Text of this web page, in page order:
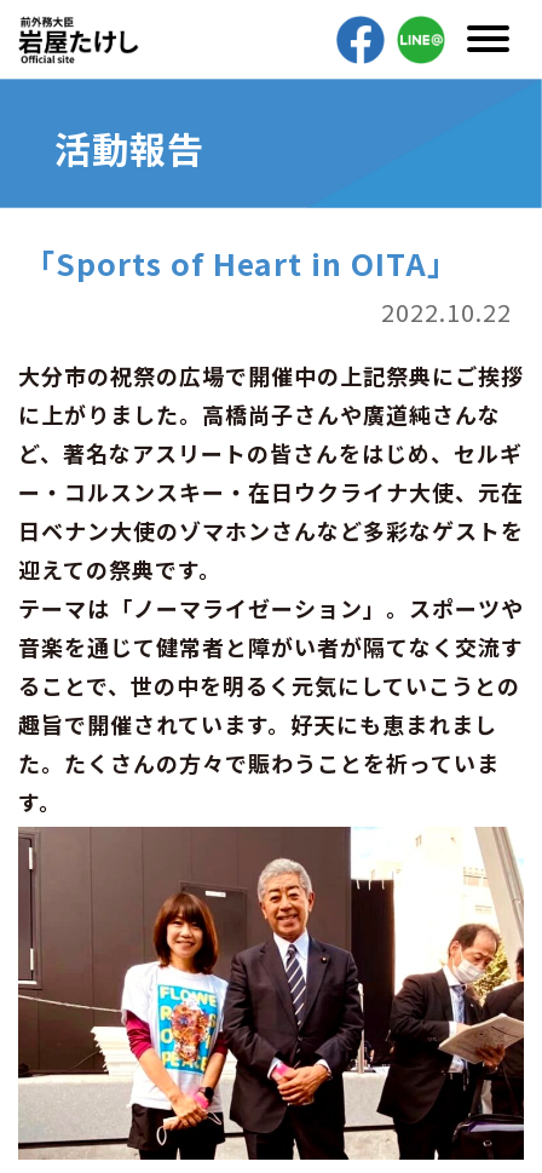
活動報告
「Sports of Heart in OITA」
2022.10.22
大分市の祝祭の広場で開催中の上記祭典にご挨拶
に上がりました。高橋尚子さんや廣道純さんな
ど、著名なアスリートの皆さんをはじめ、セルギ
ー・コルスンスキー・在日ウクライナ大使、元在
日ベナン大使のゾマホンさんなど多彩なゲストを
迎えての祭典です。
テーマは「ノーマライゼーション」。スポーツや
音楽を通じて健常者と障がい者が隔てなく交流す
ることで、世の中を明るく元気にしていこうとの
趣旨で開催されています。好天にも恵まれまし
た。たくさんの方々で賑わうことを祈っていま
す。